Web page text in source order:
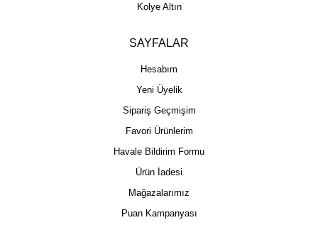
Kolye Altın
SAYFALAR
Hesabım
Yeni Üyelik
Sipariş Geçmişim
Favori Ürünlerim
Havale Bildirim Formu
Ürün İadesi
Mağazalarımız
Puan Kampanyası